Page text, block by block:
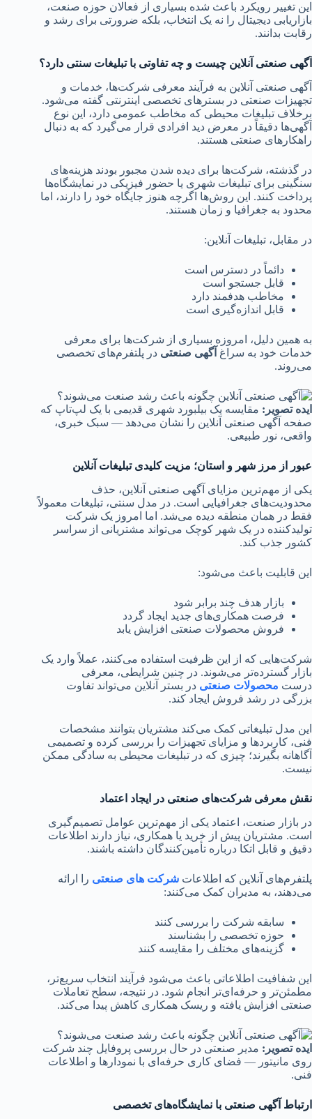
این تغییر رویکرد باعث شده بسیاری از فعالان حوزه صنعت،
بازاریابی دیجیتال را نه یک انتخاب، بلکه ضرورتی برای رشد و
رقابت بدانند.
آگهی صنعتی آنلاین چیست و چه تفاوتی با تبلیغات سنتی دارد؟
آگهی صنعتی آنلاین به فرآیند معرفی شرکت‌ها، خدمات و
تجهیزات صنعتی در بسترهای تخصصی اینترنتی گفته می‌شود.
برخلاف تبلیغات محیطی که مخاطب عمومی دارد، این نوع
آگهی‌ها دقیقاً در معرض دید افرادی قرار می‌گیرد که به دنبال
راهکارهای صنعتی هستند.
در گذشته، شرکت‌ها برای دیده شدن مجبور بودند هزینه‌های
سنگینی برای تبلیغات شهری یا حضور فیزیکی در نمایشگاه‌ها
پرداخت کنند. این روش‌ها اگرچه هنوز جایگاه خود را دارند، اما
محدود به جغرافیا و زمان هستند.
در مقابل، تبلیغات آنلاین:
دائماً در دسترس است
قابل جستجو است
مخاطب هدفمند دارد
قابل اندازه‌گیری است
به همین دلیل، امروزه بسیاری از شرکت‌ها برای معرفی
خدمات خود به سراغ آگهی صنعتی در پلتفرم‌های تخصصی
می‌روند.
ایده تصویر : مقایسه یک بیلبورد شهری قدیمی با یک لپ‌تاپ که
صفحه آگهی صنعتی آنلاین را نشان می‌دهد — سبک خبری،
واقعی، نور طبیعی.
عبور از مرز شهر و استان؛ مزیت کلیدی تبلیغات آنلاین
یکی از مهم‌ترین مزایای آگهی صنعتی آنلاین، حذف
محدودیت‌های جغرافیایی است. در مدل سنتی، تبلیغات معمولاً
فقط در همان منطقه دیده می‌شد. اما امروز یک شرکت
تولیدکننده در یک شهر کوچک می‌تواند مشتریانی از سراسر
کشور جذب کند.
این قابلیت باعث می‌شود:
بازار هدف چند برابر شود
فرصت همکاری‌های جدید ایجاد گردد
فروش محصولات صنعتی افزایش یابد
شرکت‌هایی که از این ظرفیت استفاده می‌کنند، عملاً وارد یک
بازار گسترده‌تر می‌شوند. در چنین شرایطی، معرفی
درست محصولات صنعتی در بستر آنلاین می‌تواند تفاوت
بزرگی در رشد فروش ایجاد کند.
این مدل تبلیغاتی کمک می‌کند مشتریان بتوانند مشخصات
فنی، کاربردها و مزایای تجهیزات را بررسی کرده و تصمیمی
آگاهانه بگیرند؛ چیزی که در تبلیغات محیطی به سادگی ممکن
نیست.
نقش معرفی شرکت‌های صنعتی در ایجاد اعتماد
در بازار صنعت، اعتماد یکی از مهم‌ترین عوامل تصمیم‌گیری
است. مشتریان پیش از خرید یا همکاری، نیاز دارند اطلاعات
دقیق و قابل اتکا درباره تأمین‌کنندگان داشته باشند.
پلتفرم‌های آنلاین که اطلاعات شرکت های صنعتی را ارائه
می‌دهند، به مدیران کمک می‌کنند:
سابقه شرکت را بررسی کنند
حوزه تخصصی را بشناسند
گزینه‌های مختلف را مقایسه کنند
این شفافیت اطلاعاتی باعث می‌شود فرآیند انتخاب سریع‌تر،
مطمئن‌تر و حرفه‌ای‌تر انجام شود. در نتیجه، سطح تعاملات
صنعتی افزایش یافته و ریسک همکاری کاهش پیدا می‌کند.
ایده تصویر : مدیر صنعتی در حال بررسی پروفایل چند شرکت
روی مانیتور — فضای کاری حرفه‌ای با نمودارها و اطلاعات
فنی.
ارتباط آگهی صنعتی با نمایشگاه‌های تخصصی